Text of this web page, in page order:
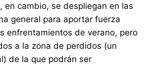
, en cambio, se despliegan en las
general para aportar fuerza
enfrentamientos de verano, pero
a la zona de perdidos (un
de la que podrán ser